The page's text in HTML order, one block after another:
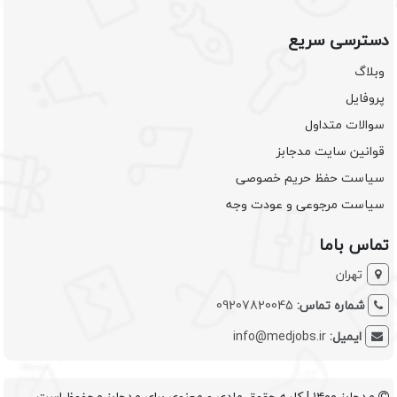
دسترسی سریع
وبلاگ
پروفایل
سوالات متداول
قوانین سایت مدجابز
سیاست حفظ حریم خصوصی
سیاست مرجوعی و عودت وجه
تماس باما
تهران
شماره تماس: 09207820045
ایمیل:info@medjobs.ir